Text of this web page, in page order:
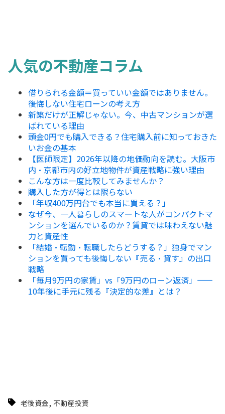
人気の不動産コラム
借りられる金額＝買っていい金額ではありません。
後悔しない住宅ローンの考え方
新築だけが正解じゃない。今、中古マンションが選
ばれている理由
頭金0円でも購入できる？住宅購入前に知っておきた
いお金の基本
【医師限定】2026年以降の地価動向を読む。大阪市
内・京都市内の好立地物件が資産戦略に強い理由
こんな方は一度比較してみませんか？
購入した方が得とは限らない
「年収400万円台でも本当に買える？」
なぜ今、一人暮らしのスマートな人がコンパクトマ
ンションを選んでいるのか？賃貸では味わえない魅
力と資産性
「結婚・転勤・転職したらどうする？」独身でマン
ションを買っても後悔しない『売る・貸す』の出口
戦略
「毎月9万円の家賃」vs「9万円のローン返済」——
10年後に手元に残る『決定的な差』とは？
老後資金, 不動産投資